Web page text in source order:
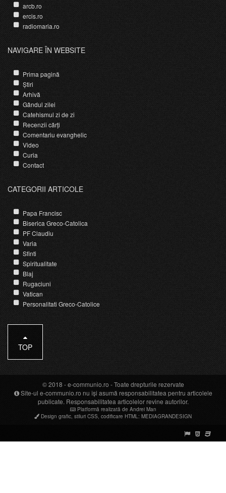
arcb.ro
ercis.ro
radiomaria.ro
NAVIGARE ÎN WEBSITE
Prima pagină
Știri
Arhivă
Gândul zilei
Catehismul zi de zi
Recenzii cărți
Comentariu evanghelic
Video
Curia
Contact
CATEGORII ARTICOLE
Papa Francisc
Biserica Greco-Catolica
PF Claudiu
Varia
Sfinti
Spiritualitate
Blaj
Rugaciuni
Vatican
Personalitati Greco-Catolice
TOP
© 2018 -e-communio.ro - Toate drepturile rezervate
Site-ul e-communio.ro nu își asumă responsabilitatea pentru articolele
publicate. Responsabilitatea articolelor revine autorilor.
Platformă realizată de Andrei Man
Design grafic stiluri CSS codificare HTML : MEDIAGRANDESIGN